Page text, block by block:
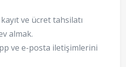
ve ücret tahsilatı
almak.
ve e-posta iletişimlerini